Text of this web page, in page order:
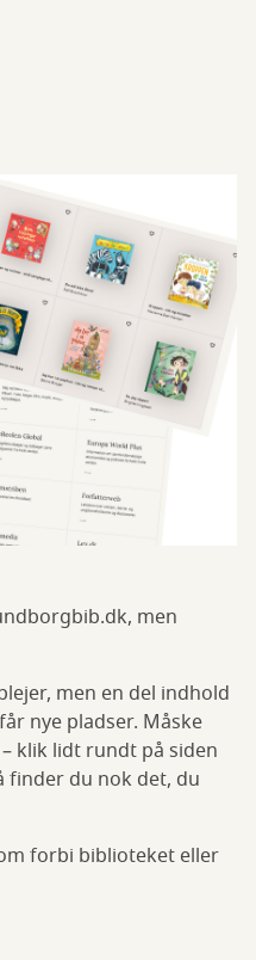
men
men en del indhold
nye pladser. Måske
klik lidt rundt på siden
du nok det, du
forbi biblioteket eller